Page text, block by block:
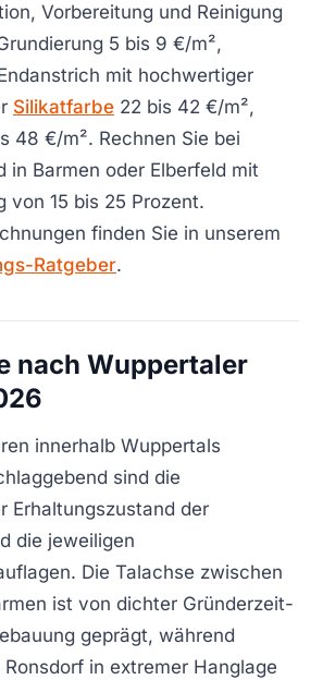
Vorbereitung und Reinigung
5 bis 9 €/m²,
mit hochwertiger
Silikatfarbe 22 bis 42 €/m²,
48 €/m². Rechnen Sie bei
in Barmen oder Elberfeld mit
von 15 bis 25 Prozent.
finden Sie in unserem
Ratgeber.
nach Wuppertaler
innerhalb Wuppertals
sind die
Erhaltungszustand der
die jeweiligen
Die Talachse zwischen
ist von dichter Gründerzeit-
geprägt, während
in extremer Hanglage